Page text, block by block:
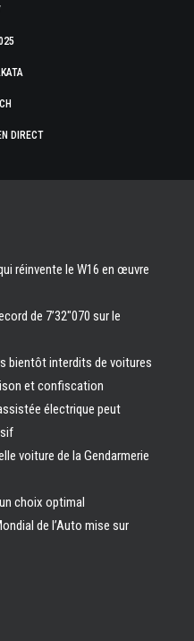
DIRECT
réinvente le W16 en œuvre
de 7’32″070 sur le
bientôt interdits de voitures
et confiscation
électrique peut
voiture de la Gendarmerie
choix optimal
de l’Auto mise sur